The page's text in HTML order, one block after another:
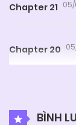
Chapter 21
Chapter 20
BÌNH